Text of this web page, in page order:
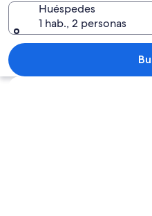
Huéspedes
1 hab., 2 personas
Explorar mapa